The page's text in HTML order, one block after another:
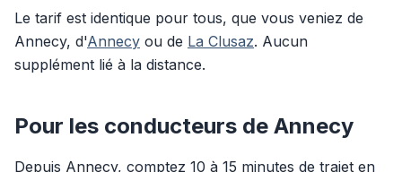
Le tarif est identique pour tous, que vous veniez de
Annecy, d'Annecy ou de La Clusaz. Aucun
supplément lié à la distance.
Pour les conducteurs de Annecy
Depuis Annecy, comptez 10 à 15 minutes de trajet en